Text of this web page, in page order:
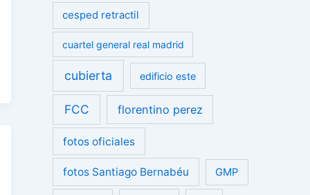
cesped retractil
cuartel general real madrid
cubierta edificio este
FCC florentino perez
fotos oficiales
fotos Santiago Bernabéu GMP